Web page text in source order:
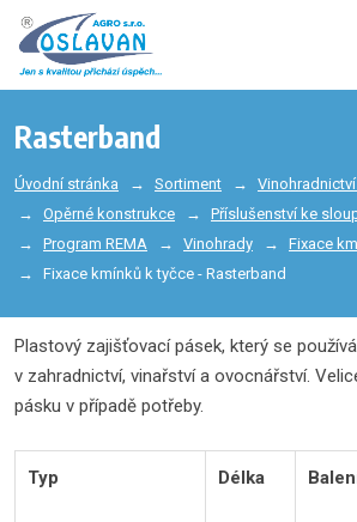
Rasterband
Úvodní stránka Sortiment
Opěrné konstrukce
Příslušenství ke
Program REMA
Vinohrady
Fixace
Fixace kmínků k tyčce - Rasterband
Plastový zajišťovací pásek, který se
v zahradnictví, vinařství a ovocnářství.
pásku v případě potřeby.
Typ Délka